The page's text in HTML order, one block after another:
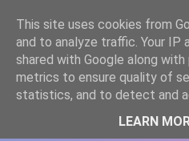
WWW.GAZISTI.RO
This site uses cookies from
and to analyze traffic. Your IP
shared with Google along
metrics to ensure quality of
statistics, and to detect and
LEARN